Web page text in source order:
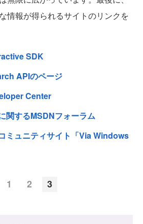
情報が得られるサイトのリンクを
SDK
APIのページ
Center
関するMSDNフォーラム
ミュニティサイト「Via Windows
1 2 3